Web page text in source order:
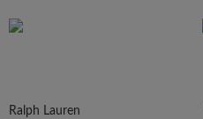
Ralph Lauren